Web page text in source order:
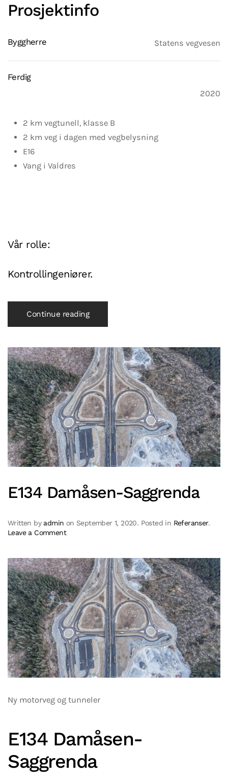
Prosjektinfo
Byggherre Statens vegvesen
Ferdig
2020
2 km vegtunell, klasse B
2 km veg i dagen med vegbelysning
E16
Vang i Valdres
Vår rolle:
Kontrollingeniører.
Continue reading
E134 Damåsen-Saggrenda
Written by admin on September 1, 2020. Posted in Referanser.
Leave a Comment
Ny motorveg og tunneler
E134 Damåsen-
Saggrenda